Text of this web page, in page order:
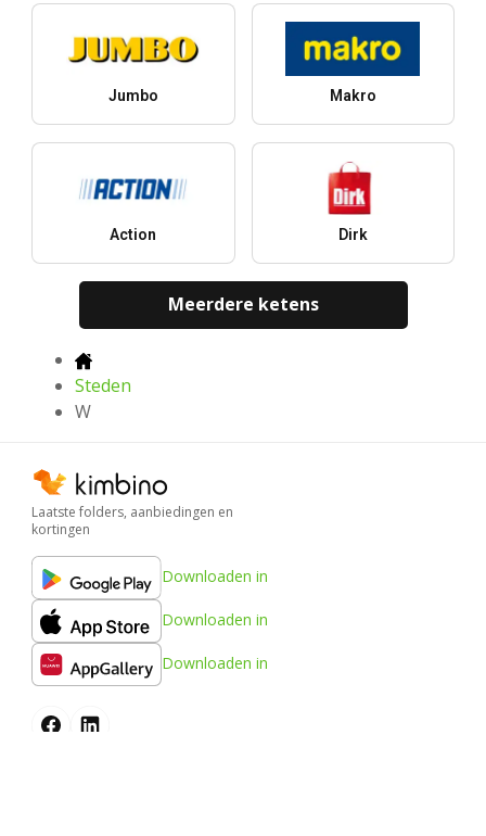
Jumbo Makro
Action Dirk
Meerdere ketens
Steden
W
Laatste folders, aanbiedingen en
kortingen
Downloaden in
Downloaden in
Downloaden in